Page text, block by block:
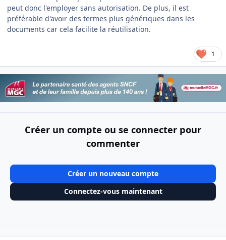
peut donc l'employer sans autorisation. De plus, il est
préférable d'avoir des termes plus génériques dans les
documents car cela facilite la réutilisation.
1
Créer un compte ou se connecter pour
commenter
Créer un nouveau compte
Connectez-vous maintenant